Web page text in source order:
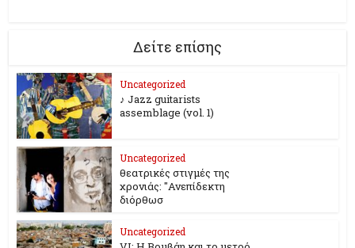
Δείτε επίσης
Uncategorized
♪ Jazz guitarists
assemblage (vol. 1)
Uncategorized
θεατρικές στιγμές της
χρονιάς: "Ανεπίδεκτη
διόρθωσ
Uncategorized